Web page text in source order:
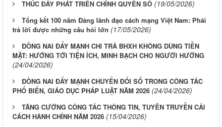
THÚC ĐẨY PHÁT TRIỂN CHÍNH QUYỀN SỐ (19/05/2026)
Tổng kết 100 năm Đảng lãnh đạo cách mạng Việt Nam: Phải
trả lời được những câu hỏi lớn (17/05/2026)
ĐỒNG NAI ĐẨY MẠNH CHI TRẢ BHXH KHÔNG DÙNG TIỀN
MẶT: HƯỚNG TỚI TIỆN ÍCH, MINH BẠCH CHO NGƯỜI HƯỞNG
(24/04/2026)
ĐỒNG NAI ĐẨY MẠNH CHUYỂN ĐỔI SỐ TRONG CÔNG TÁC
PHỔ BIẾN, GIÁO DỤC PHÁP LUẬT NĂM 2026 (24/04/2026)
TĂNG CƯỜNG CÔNG TÁC THÔNG TIN, TUYÊN TRUYỀN CẢI
CÁCH HÀNH CHÍNH NĂM 2026 (15/04/2026)